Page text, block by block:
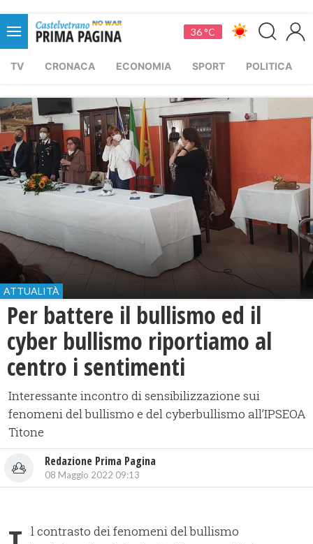
36 °C
TV CRONACA ECONOMIA SPORT POLITICA
ATTUALITÀ
Per battere il bullismo ed il
cyber bullismo riportiamo al
centro i sentimenti
Interessante incontro di sensibilizzazione sui
fenomeni del bullismo e del cyberbullismo all’IPSEOA
Titone
Redazione Prima Pagina
08 Maggio 2022 09:13
l contrasto dei fenomeni del bullismo